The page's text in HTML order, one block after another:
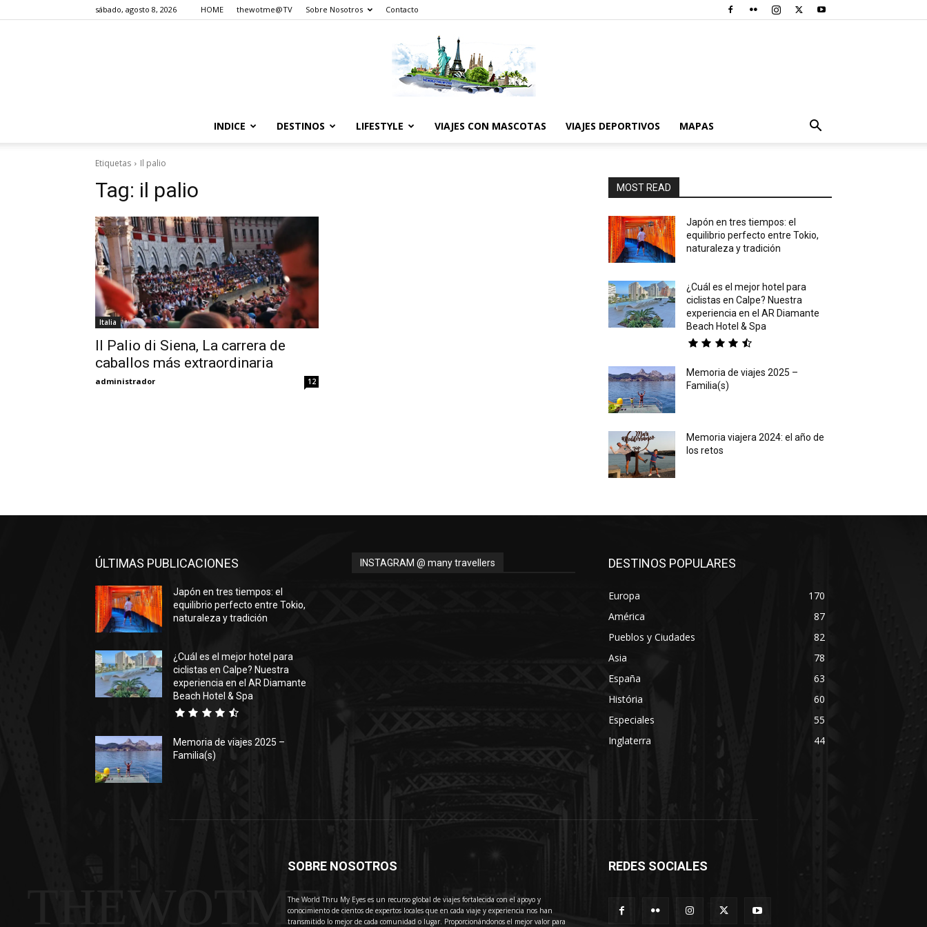
sábado, agosto 8, 2026 HOME thewotme@TV Sobre Nosotros Contacto
INDICE DESTINOS LIFESTYLE VIAJES CON MASCOTAS VIAJES DEPORTIVOS MAPAS
Etiquetas Il palio
Tag: il palio
Italia
Il Palio di Siena, La carrera de
caballos más extraordinaria
administrador 12
MOST READ
Japón en tres tiempos: el
equilibrio perfecto entre Tokio,
naturaleza y tradición
¿Cuál es el mejor hotel para
ciclistas en Calpe? Nuestra
experiencia en el AR Diamante
Beach Hotel & Spa
Memoria de viajes 2025 –
Familia(s)
Memoria viajera 2024: el año de
los retos
ÚLTIMAS PUBLICACIONES
Japón en tres tiempos: el
equilibrio perfecto entre Tokio,
naturaleza y tradición
¿Cuál es el mejor hotel para
ciclistas en Calpe? Nuestra
experiencia en el AR Diamante
Beach Hotel & Spa
Memoria de viajes 2025 –
Familia(s)
INSTAGRAM @ many travellers DESTINOS POPULARES
Europa
170
América
87
Pueblos y Ciudades
82
Asia
78
España
63
História
60
Especiales
55
Inglaterra
44
THEWOTME
SOBRE NOSOTROS
The World Thru My Eyes es un recurso global de viajes fortalecida con el apoyo y
conocimiento de cientos de expertos locales que en cada viaje y experiencia nos han
transmitido lo mejor de cada comunidad o lugar. Proporcionándonos el mejor valor para
REDES SOCIALES